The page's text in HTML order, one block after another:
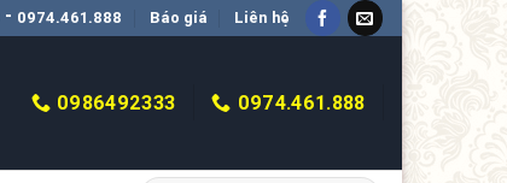
- 0974.461.888 Báo giá Liên hệ
0986492333 0974.461.888